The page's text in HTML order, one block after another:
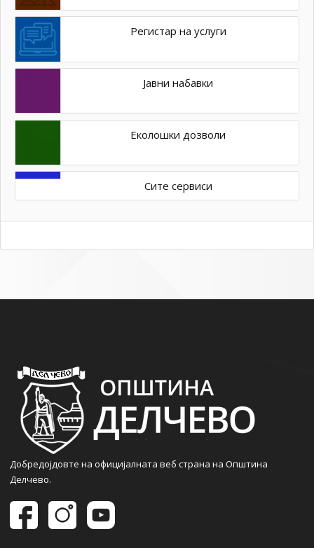
Регистар на услуги
Јавни набавки
Еколошки дозволи
Сите сервиси
Добредојдовте на официјалната веб страна на Општина
Делчево.